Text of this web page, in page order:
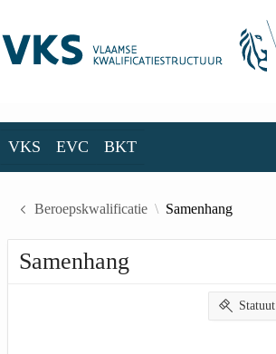
VKS EVC BKT
Beroepskwalificatie Samenhang
Samenhang
Statuut